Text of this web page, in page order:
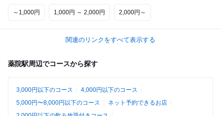
～1,000円 1,000円 ～ 2,000円 2,000円～
関連のリンクをすべて表示する
薬院駅周辺でコースから探す
3,000円以下のコース
4,000円以下のコース
5,000円〜8,000円以下のコース
ネット予約できるお店